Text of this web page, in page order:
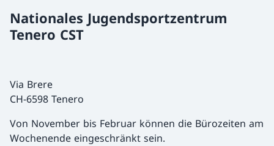
Nationales Jugendsportzentrum
Tenero CST
Via Brere
CH-6598 Tenero
Von November bis Februar können die Bürozeiten am
Wochenende eingeschränkt sein.